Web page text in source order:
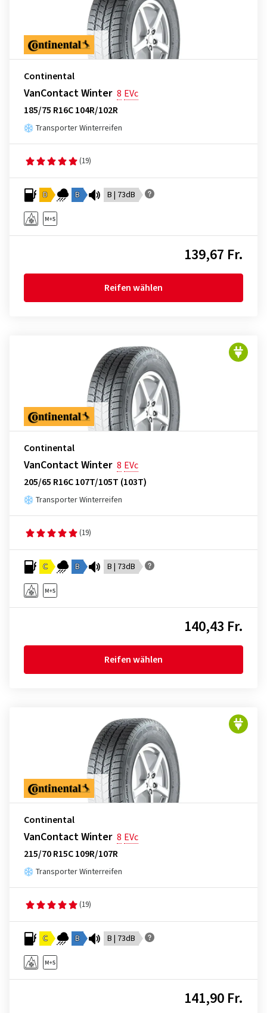
Continental
VanContact Winter 8 EVc
185/75 R16C 104R/102R
Transporter Winterreifen
(19)
D B B | 73dB
139,67 Fr.
Reifen wählen
Continental
VanContact Winter 8 EVc
205/65 R16C 107T/105T (103T)
Transporter Winterreifen
(19)
C B B | 73dB
140,43 Fr.
Reifen wählen
Continental
VanContact Winter 8 EVc
215/70 R15C 109R/107R
Transporter Winterreifen
(19)
C B B | 73dB
141,90 Fr.